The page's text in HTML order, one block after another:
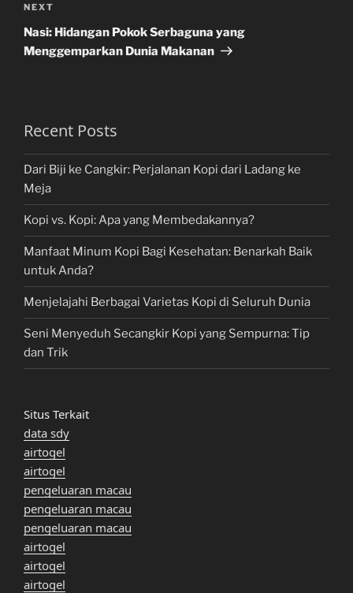
Next
Post
NEXT
Nasi: Hidangan Pokok Serbaguna yang
Menggemparkan Dunia Makanan
Recent Posts
Dari Biji ke Cangkir: Perjalanan Kopi dari Ladang ke
Meja
Kopi vs. Kopi: Apa yang Membedakannya?
Manfaat Minum Kopi Bagi Kesehatan: Benarkah Baik
untuk Anda?
Menjelajahi Berbagai Varietas Kopi di Seluruh Dunia
Seni Menyeduh Secangkir Kopi yang Sempurna: Tip
dan Trik
Situs Terkait
data sdy
airtogel
airtogel
pengeluaran macau
pengeluaran macau
pengeluaran macau
airtogel
airtogel
airtogel